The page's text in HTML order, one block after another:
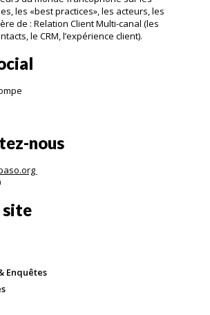
les «best practices», les acteurs, les
de : Relation Client Multi-canal (les
le CRM, l’expérience client).
nous
site
Enquêtes